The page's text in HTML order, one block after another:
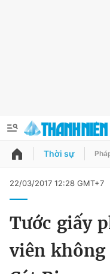
QUẢNG CÁO
Chuyên mục
Chuyên mục khác
Đổi mật khẩu
Tin đã lưu
Thời sự
22/03/2017 12:28 GMT+7
Tước giấy
viên